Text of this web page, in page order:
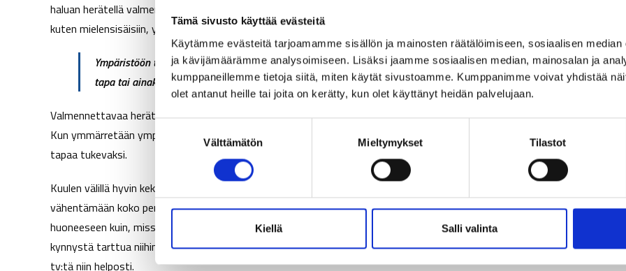
Tämä sivusto käyttää evästeitä
Käytämme evästeitä tarjoamamme sisällön ja mainosten räätälöimiseen, sosiaalisen
ja kävijämäärämme analysoimiseen. Lisäksi jaamme sosiaalisen median, mainosalan ja
kumppaneillemme tietoja siitä, miten käytät sivustoamme. Kumppanimme voivat yhdistää
olet antanut heille tai joita on kerätty, kun olet käyttänyt heidän palvelujaan.
u
t
u
m
u
k
Välttämätön Mieltymykset Tilastot
Kiellä Salli valinta
haluan herätellä valmennettavaa huomaamaan ja havahtumaan laajemmin omien tapojen taustalla vaikuttaviin tekijöihin
kuten mielensisäisiin, ympäristöön ja yhteisöön liittyviin asioihin.
Ympäristöön tarvitaan ärsyke eli uudesta tavasta muistuttava asia, jotta ylipäätään muistetaan toteuttaa uusi
tapa tai ainakin lisätään uuden tavan todennäköisyyttä.
Valmennettavaa herätellään huomaamaan, miten erilaiset ympäristöt ohjaavat ja vaikuttavat omiin valintoihin ja tapoihin.
Kun ymmärretään ympäristön vaikutus oman toiminnan ja valintojen taustalla, pystytään muokkaamaan ympäristöä uutta
tapaa tukevaksi.
Kuulen välillä hyvin kekseliäitä keinoja ympäristön muokkauksesta: Tv:n kaukosäädin piilotettiin auton takakonttiin
vähentämään koko perheen tv:n katselua ja näin jouduttamaan unille menoa. Kännykkä jätetään konkreettisesti eri
huoneeseen kuin, missä vietetään aikaa. Kehonhuollosta muistuttavat välineet asetetaan sohvan viereen madaltamaan
kynnystä tarttua niihin sohvalla istumisen sijaan. Tai vaihdetaan tyyny eri puolelle sängyn päätyä ja näin ei tule katsottua
tv:tä niin helposti.